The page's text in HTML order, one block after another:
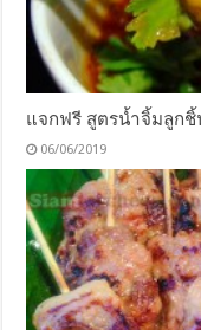
แจกฟรี สูตรน้ำจิ้มลูกชิ้
06/06/2019